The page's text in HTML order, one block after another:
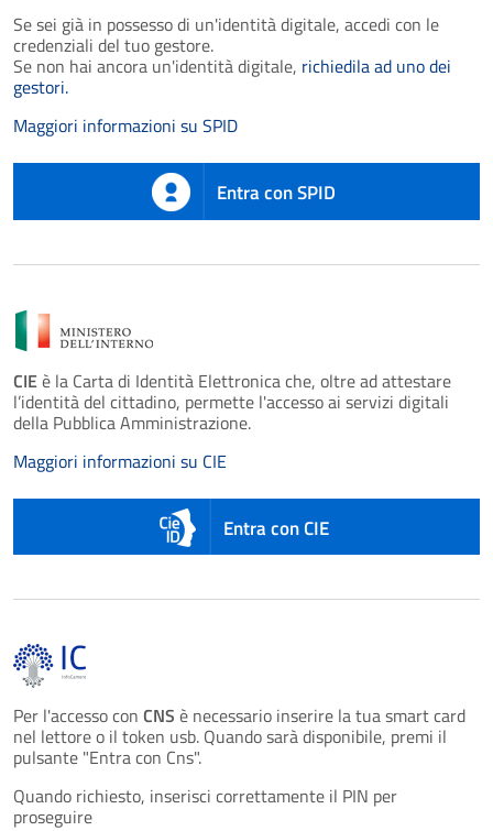
Se sei già in possesso di un'identità digitale, accedi con le
credenziali del tuo gestore.
Se non hai ancora un'identità digitale, richiedila ad uno dei
gestori.
Maggiori informazioni su SPID
Entra con SPID
CIEè la Carta di Identità Elettronica che, oltre ad attestare
l’identità del cittadino, permette l'accesso ai servizi digitali
della Pubblica Amministrazione.
Maggiori informazioni su CIE
Entra con CIE
Per l'accesso con CNS è necessario inserire la tua smart card
nel lettore o il token usb. Quando sarà disponibile, premi il
pulsante "Entra con Cns".
Quando richiesto, inserisci correttamente il PIN per
proseguire